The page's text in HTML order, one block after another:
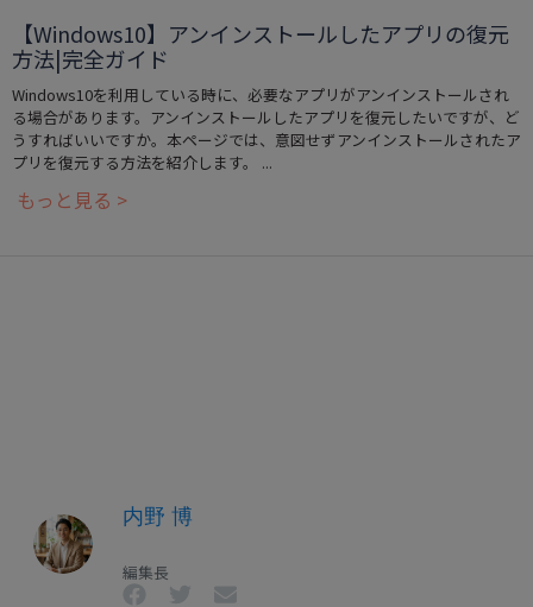
【Windows10】アンインストールしたアプリの復元
方法|完全ガイド
Windows10を利用している時に、必要なアプリがアンインストールされ
る場合があります。アンインストールしたアプリを復元したいですが、ど
うすればいいですか。本ページでは、意図せずアンインストールされたア
プリを復元する方法を紹介します。 ...
もっと見る >
内野 博
編集長